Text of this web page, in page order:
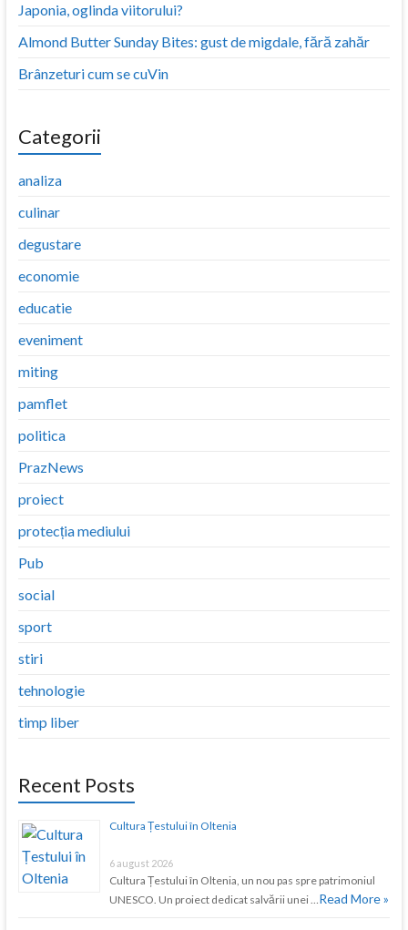
Japonia, oglinda viitorului?
Almond Butter Sunday Bites: gust de migdale, fără zahăr
Brânzeturi cum se cuVin
Categorii
analiza
culinar
degustare
economie
educatie
eveniment
miting
pamflet
politica
PrazNews
proiect
protecția mediului
Pub
social
sport
stiri
tehnologie
timp liber
Recent Posts
Cultura Țestului în Oltenia
6 august 2026
Cultura Țestului în Oltenia, un nou pas spre patrimoniul
UNESCO. Un proiect dedicat salvării unei …Read More »